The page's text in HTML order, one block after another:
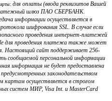
для оплаты (ввода реквизитов Вашей
шлюз ПАО СБЕРБАНК.
информации осуществляется в
шифрования SSL. В случае если
проведения интернет-платежей
для проведения платежа также может
Настоящий сайт поддерживает 256-
сообщаемой персональной информации
информация не будет предоставлена
законодательством
картам осуществляется в строгом
систем МИР, Visa Int. и MasterCard